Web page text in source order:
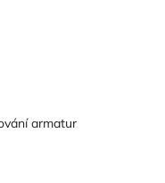
armatur